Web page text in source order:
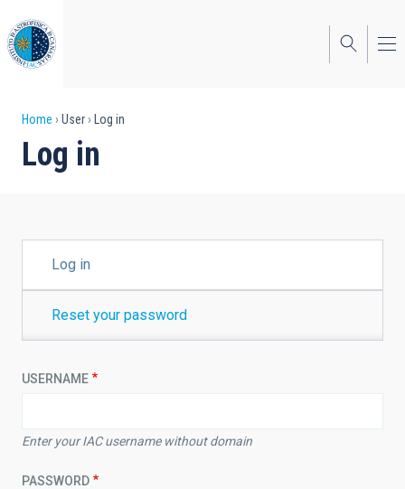
to
main
content
Breadcrumb
Home User Log in
Log in
TABSLog in
Reset your password
USERNAME
Enter your IAC username without domain
PASSWORD